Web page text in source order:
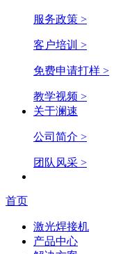
服务政策 >
客户培训 >
免费申请打样 >
教学视频 >
关于澜速
公司简介 >
团队风采 >
首页
激光焊接机
产品中心